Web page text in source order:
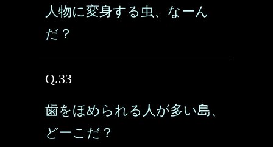
人物に変身する虫、なーん
だ？
Q.33
歯をほめられる人が多い島、
どーこだ？